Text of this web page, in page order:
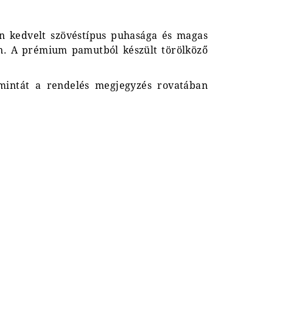
szövéstípus puhasága és magas
A prémium pamutból készült törölköző
a rendelés megjegyzés rovatában